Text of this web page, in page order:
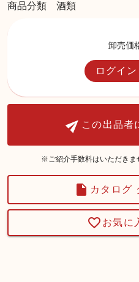
商品分類 酒類
卸売価
ログイ
この出品者
※ご紹介手数料はいただきま
カタログ
お気に